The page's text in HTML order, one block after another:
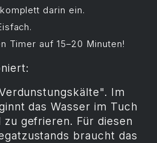
darin ein.
Timer auf 15–20 Minuten!
Im
das Wasser im Tuch
gefrieren. Für diesen
braucht das